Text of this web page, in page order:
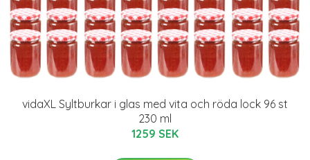
vidaXL Syltburkar i glas med vita och röda lock 96 st
230 ml
1259 SEK